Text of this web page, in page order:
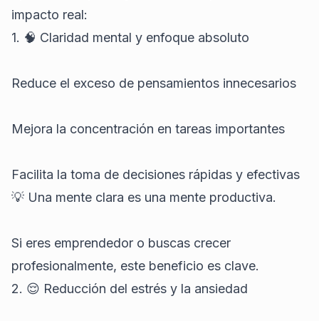
impacto real:
1. 🧠 Claridad mental y enfoque absoluto
Reduce el exceso de pensamientos innecesarios
Mejora la concentración en tareas importantes
Facilita la toma de decisiones rápidas y efectivas
💡 Una mente clara es una mente productiva.
Si eres emprendedor o buscas crecer
profesionalmente, este beneficio es clave.
2. 😌 Reducción del estrés y la ansiedad